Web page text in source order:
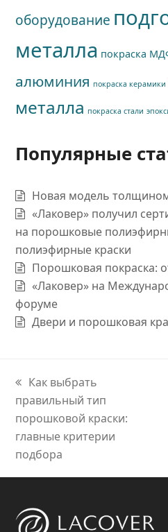
оборудование
металла покраска
алюминия покраска керамики
металла покраска стали
Популярные
Новая модель
«Лаковер» получил
на порошковые
полиэфирные краски
Порошковая покраска:
«Лаковер» на
форуме
Двери и порошковая
previous
post:
Как выбрать
правильный тип
порошковой краски:
главные критерии
подбора